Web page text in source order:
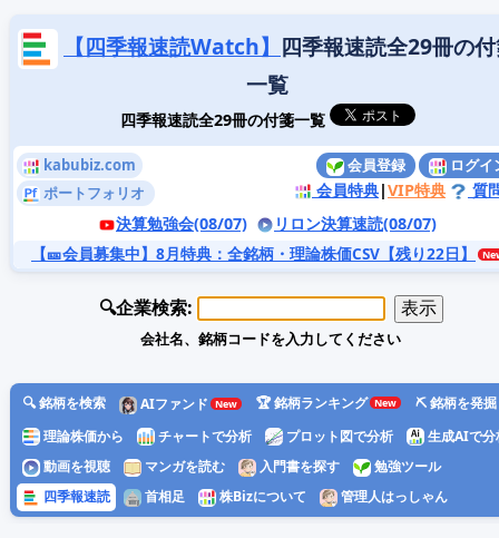
【四季報速読Watch】 四季報速読全29冊の
一覧
四季報速読全29冊の付箋一覧
kabubiz.com
ポートフォリオ
会員登録 ログイ
会員特典|VIP特典
質
決算勉強会(08/07)
リロン決算速読(08/07)
【🎫会員募集中】8月特典 ：全銘柄・理論株価CSV【残り22日】
🔍企業検索:
会社名、銘柄コードを入力してください
🔍 銘柄を検索 AIファンド 🏆 銘柄ランキング
⛏️ 銘柄を発掘
理論株価から
チャートで分析 プロット図で分析
生成AIで分
動画を視聴
マンガを読む 入門書を探す
勉強ツール
四季報速読
首相足 株Bizについて 管理人はっしゃん